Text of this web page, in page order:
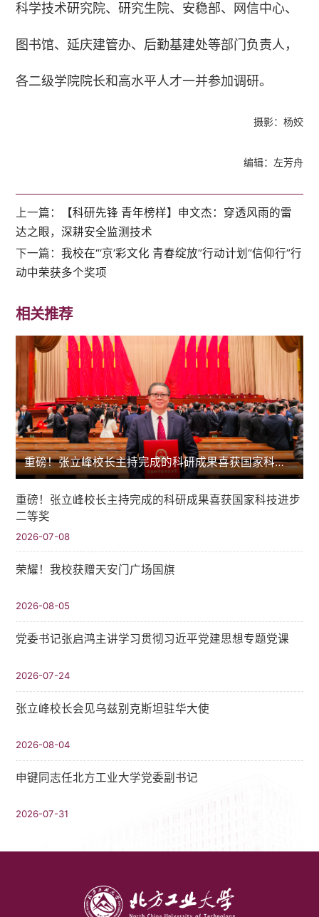
科学技术研究院、研究生院、安稳部、网信中心、
图书馆、延庆建管办、后勤基建处等部门负责人，
各二级学院院长和高水平人才一并参加调研。
摄影：杨姣
编辑：左芳舟
上一篇：
【科研先锋 青年榜样】申文杰：穿透风雨的雷
达之眼，深耕安全监测技术
下一篇：我校在“‘京’彩文化 青春绽放”行动计划“信仰行”行
动中荣获多个奖项
相关推荐
重磅！张立峰校长主持完成的科研成果喜获国家科技进步二等奖
重磅！张立峰校长主持完成的科研成果喜获国家科技进步
二等奖
2026-07-08
荣耀！我校获赠天安门广场国旗
2026-08-05
党委书记张启鸿主讲学习贯彻习近平党建思想专题党课
2026-07-24
张立峰校长会见乌兹别克斯坦驻华大使
2026-08-04
申键同志任北方工业大学党委副书记
2026-07-31